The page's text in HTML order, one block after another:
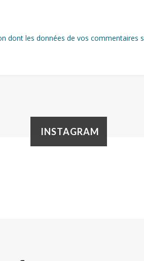
dont les données de vos commentaires
INSTAGRAM